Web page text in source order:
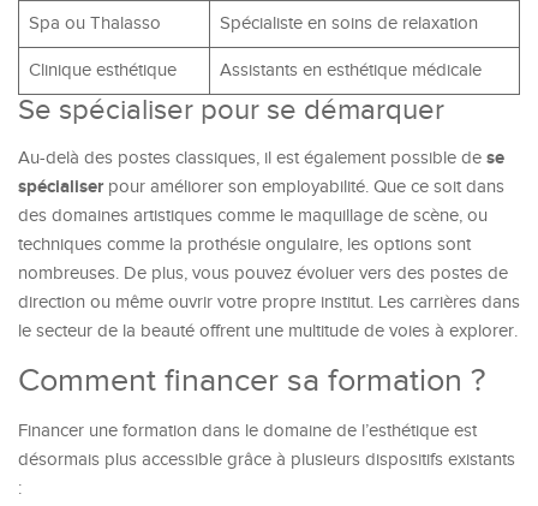
Spa ou Thalasso Spécialiste en soins de relaxation
Clinique esthétique Assistants en esthétique médicale
Se spécialiser pour se démarquer
Au-delà des postes classiques, il est également possible de se
spécialiserpour améliorer son employabilité. Que ce soit dans
des domaines artistiques comme le maquillage de scène, ou
techniques comme la prothésie ongulaire, les options sont
nombreuses. De plus, vous pouvez évoluer vers des postes de
direction ou même ouvrir votre propre institut. Les carrières dans
le secteur de la beauté offrent une multitude de voies à explorer.
Comment financer sa formation ?
Financer une formation dans le domaine de l’esthétique est
désormais plus accessible grâce à plusieurs dispositifs existants
: